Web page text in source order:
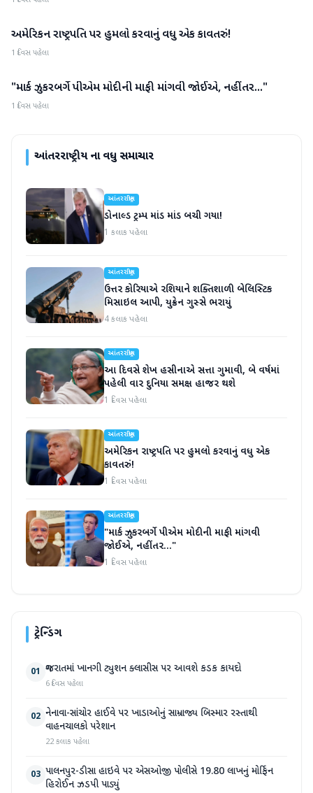
આંતરરાષ્ટ્રીય
અમેરિકન રાષ્ટ્રપતિ પર હુમલો કરવાનું વધુ એક કાવતરું!
1 દિવસ પહેલા
આંતરરાષ્ટ્રીય
"માર્ક ઝુકરબર્ગે પીએમ મોદીની માફી માંગવી જોઈએ, નહીંતર..."
1 દિવસ પહેલા
આંતરરાષ્ટ્રીયના વધુ સમાચાર
આંતરરાષ્ટ્રીય
ડોનાલ્ડ ટ્રમ્પ માંડ માંડ બચી ગયા!
1 કલાક પહેલા
આંતરરાષ્ટ્રીય
ઉત્તર કોરિયાએ રશિયાને શક્તિશાળી બેલિસ્ટિક
મિસાઇલ આપી, યુક્રેન ગુસ્સે ભરાયું
4 કલાક પહેલા
આંતરરાષ્ટ્રીય
આ દિવસે શેખ હસીનાએ સત્તા ગુમાવી, બે વર્ષમાં
પહેલી વાર દુનિયા સમક્ષ હાજર થશે
1 દિવસ પહેલા
આંતરરાષ્ટ્રીય
અમેરિકન રાષ્ટ્રપતિ પર હુમલો કરવાનું વધુ એક
કાવતરું!
1 દિવસ પહેલા
આંતરરાષ્ટ્રીય
"માર્ક ઝુકરબર્ગે પીએમ મોદીની માફી માંગવી
જોઈએ, નહીંતર..."
1 દિવસ પહેલા
ટ્રેન્ડિંગ
01 ગુજરાતમાં ખાનગી ટ્યુશન ક્લાસીસ પર આવશે કડક કાયદો
6 દિવસ પહેલા
02 નેનાવા-સાંચોર હાઈવે પર ખાડાઓનું સામ્રાજ્ય બિસ્માર રસ્તાથી
વાહનચાલકો પરેશાન
22 કલાક પહેલા
03 પાલનપુર-ડીસા હાઇવે પર એસઓજી પોલીસે 19.80 લાખનું મોર્ફિન
હિરોઈન ઝડપી પાડ્યું